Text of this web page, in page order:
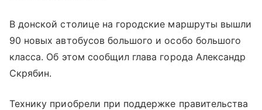
В донской столице на городские маршруты вышли
90 новых автобусов большого и особо большого
класса. Об этом сообщил глава города Александр
Скрябин.
Технику приобрели при поддержке правительства